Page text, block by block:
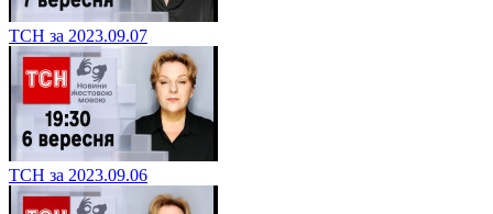
ТСН за 2023.09.07
ТСН за 2023.09.06